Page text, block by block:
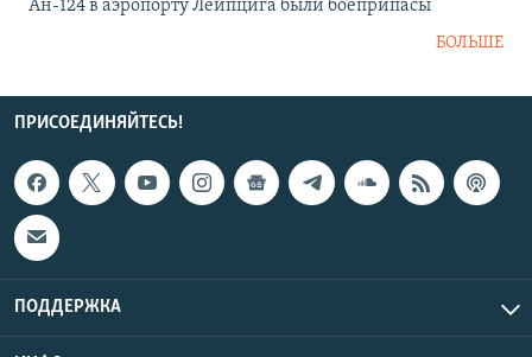
Ан-124 в аэропорту Лейпцига были боеприпасы
БОЛЬШЕ
ПРИСОЕДИНЯЙТЕСЬ!
ПОДДЕРЖКА